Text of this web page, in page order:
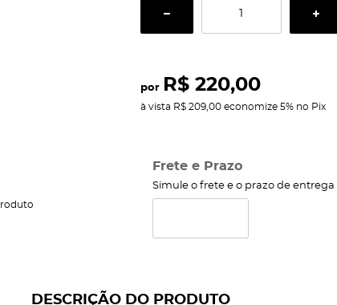
por R$ 220,00
à vista R$ 209,00economize 5% no Pix
Frete e Prazo
Simule o frete e o prazo de
DESCRIÇÃO DO PRODUTO